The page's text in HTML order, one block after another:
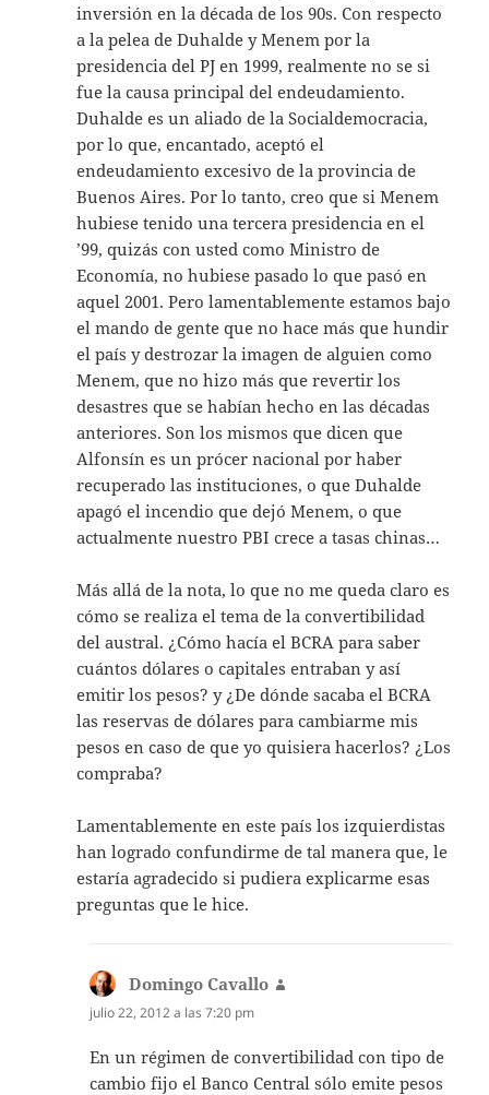
inversión en la década de los 90s. Con respecto
a la pelea de Duhalde y Menem por la
presidencia del PJ en 1999, realmente no se si
fue la causa principal del endeudamiento.
Duhalde es un aliado de la Socialdemocracia,
por lo que, encantado, aceptó el
endeudamiento excesivo de la provincia de
Buenos Aires. Por lo tanto, creo que si Menem
hubiese tenido una tercera presidencia en el
’99, quizás con usted como Ministro de
Economía, no hubiese pasado lo que pasó en
aquel 2001. Pero lamentablemente estamos bajo
el mando de gente que no hace más que hundir
el país y destrozar la imagen de alguien como
Menem, que no hizo más que revertir los
desastres que se habían hecho en las décadas
anteriores. Son los mismos que dicen que
Alfonsín es un prócer nacional por haber
recuperado las instituciones, o que Duhalde
apagó el incendio que dejó Menem, o que
actualmente nuestro PBI crece a tasas chinas…
Más allá de la nota, lo que no me queda claro es
cómo se realiza el tema de la convertibilidad
del austral. ¿Cómo hacía el BCRA para saber
cuántos dólares o capitales entraban y así
emitir los pesos? y ¿De dónde sacaba el BCRA
las reservas de dólares para cambiarme mis
pesos en caso de que yo quisiera hacerlos? ¿Los
compraba?
Lamentablemente en este país los izquierdistas
han logrado confundirme de tal manera que, le
estaría agradecido si pudiera explicarme esas
preguntas que le hice.
Domingo Cavallo
julio 22, 2012 a las 7:20 pm
En un régimen de convertibilidad con tipo de
cambio fijo el Banco Central sólo emite pesos